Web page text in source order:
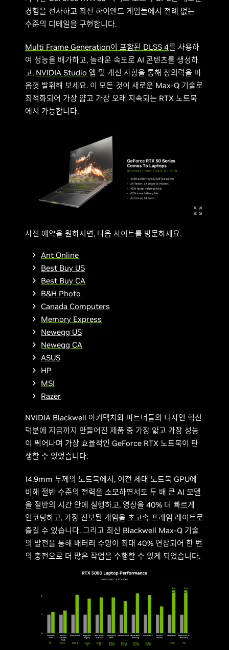
경험을 선사하고 최신 하이엔드 게임들에서 전례 없는
수준의 디테일을 구현합니다.
Multi Frame Generation이 포함된 DLSS 4를 사용하
여 성능을 배가하고, 놀라운 속도로 AI 콘텐츠를 생성하
고, NVIDIA Studio 앱 및 개선 사항을 통해 창의력을 마
음껏 발휘해 보세요. 이 모든 것이 새로운 Max-Q 기술로
최적화되어 가장 얇고 가장 오래 지속되는 RTX 노트북
에서 가능합니다.
사전 예약을 원하시면, 다음 사이트를 방문하세요.
Ant Online
Best Buy US
Best Buy CA
B&H Photo
Canada Computers
Memory Express
Newegg US
Newegg CA
ASUS
HP
MSI
Razer
NVIDIA Blackwell 아키텍처와 파트너들의 디자인 혁신
덕분에 지금까지 만들어진 제품 중 가장 얇고 가장 성능
이 뛰어나며 가장 효율적인 GeForce RTX 노트북이 탄
생할 수 있었습니다.
14.9mm 두께의 노트북에서, 이전 세대 노트북 GPU에
비해 절반 수준의 전력을 소모하면서도 두 배 큰 AI 모델
을 절반의 시간 안에 실행하고, 영상을 40% 더 빠르게
인코딩하고, 가장 진보된 게임을 초고속 프레임 레이트로
즐길 수 있습니다. 그리고 최신 Blackwell Max-Q 기술
의 발전을 통해 배터리 수명이 최대 40% 연장되어 한 번
의 충전으로 더 많은 작업을 수행할 수 있게 되었습니다.